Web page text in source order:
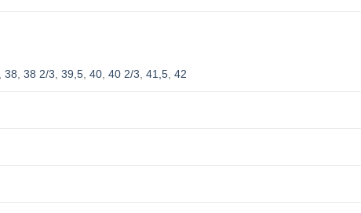
,38 ,38 2/3 ,39,5 ,40 ,40 2/3 ,41,5 ,42